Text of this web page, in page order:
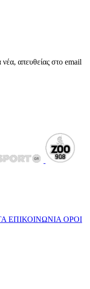
νέα, απευθείας στο email
ΕΠΙΚΟΙΝΩΝΙΑ ΟΡΟΙ